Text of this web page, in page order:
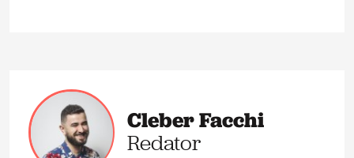
Cleber Facchi
Redator